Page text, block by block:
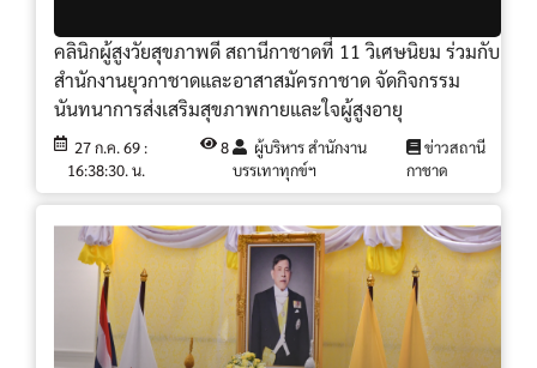
คลินิกผู้สูงวัยสุขภาพดี สถานีกาชาดที่ 11 วิเศษนิยม ร่วมกับ
สำนักงานยุวกาชาดและอาสาสมัครกาชาด จัดกิจกรรม
นันทนาการส่งเสริมสุขภาพกายและใจผู้สูงอายุ
27 ก.ค. 69 :
16:38:30. น.
8
ผู้บริหาร สำนักงาน
บรรเทาทุกข์ฯ
ข่าวสถานี
กาชาด